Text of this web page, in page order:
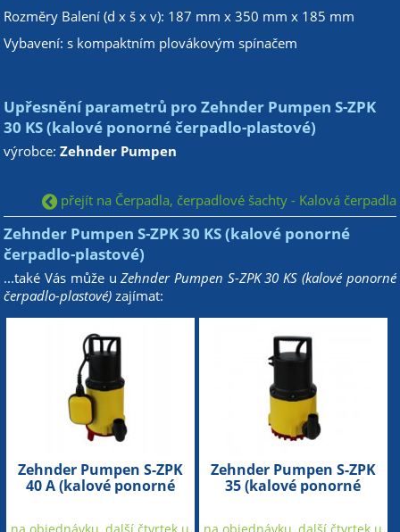
Rozměry Balení (d x š x v): 187 mm x 350 mm x 185 mm
Vybavení: s kompaktním plovákovým spínačem
Upřesnění parametrů pro Zehnder Pumpen S-ZPK
30 KS (kalové ponorné čerpadlo-plastové)
výrobce:Zehnder Pumpen
přejít na Čerpadla, čerpadlové šachty - Kalová čerpadla
Zehnder Pumpen S-ZPK 30 KS (kalové ponorné
čerpadlo-plastové)
...také Vás může uZehnder Pumpen S-ZPK 30 KS (kalové ponorné
čerpadlo-plastové) zajímat:
Zehnder Pumpen S-ZPK
40 A (kalové ponorné
Zehnder Pumpen S-ZPK
35 (kalové ponorné